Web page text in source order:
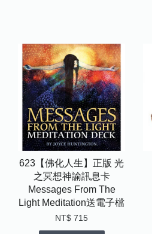
623【佛化人生】正版 光
之冥想神諭訊息卡
Messages From The
Light Meditation送電子檔
NT$ 715